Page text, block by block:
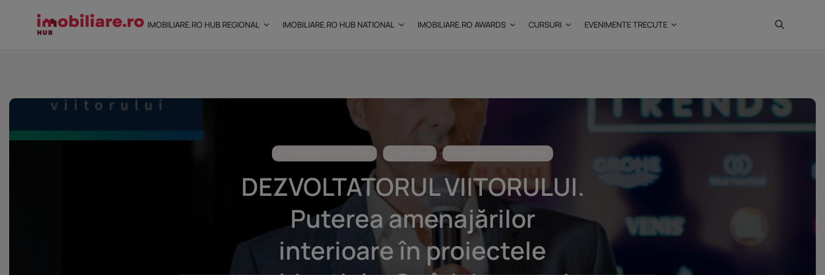
IMOBILIARE.RO HUB REGIONAL IMOBILIARE.RO HUB NATIONAL IMOBILIARE.RO AWARDS CURSURI EVENIMENTE TRECUTE
STUDIU Imobiliare.ro: Câtă
Investițiile publice și
private remodelează...
25 noiembrie 2025
peste 425...
20 noiembrie 2025 4 Min
DEZVOLTATORUL VIITORULUI.
Puterea amenajărilor
interioare în proiectele